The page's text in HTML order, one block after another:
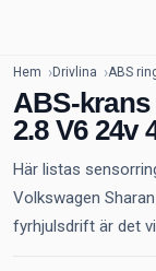
Hem Drivlina ABS
ABS-
2.8 V6 24v
Här listas
Volkswagen
fyrhjulsdrift är det